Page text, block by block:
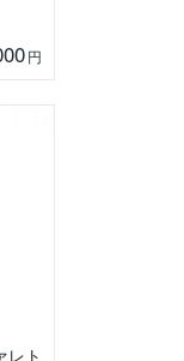
円
レト